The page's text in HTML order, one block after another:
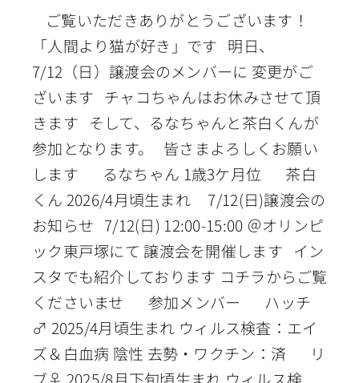
ご覧いただきありがとうございます！
「人間より猫が好き」です 明日、
7/12（日）譲渡会のメンバーに 変更がご
ざいます チャコちゃんはお休みさせて頂
きます そして、るなちゃんと茶白くんが
参加となります。 皆さまよろしくお願い
します るなちゃん 1歳3ケ月位 茶白
くん 2026/4月頃生まれ 7/12(日)譲渡会の
お知らせ 7/12(日) 12:00-15:00 ＠オリンピ
ック東戸塚にて 譲渡会を開催します イン
スタでも紹介しております コチラからご覧
くださいませ 参加メンバー ハッチ
♂ 2025/4月頃生まれ ウィルス検査：エイ
ズ＆白血病 陰性 去勢・ワクチン：済 リ